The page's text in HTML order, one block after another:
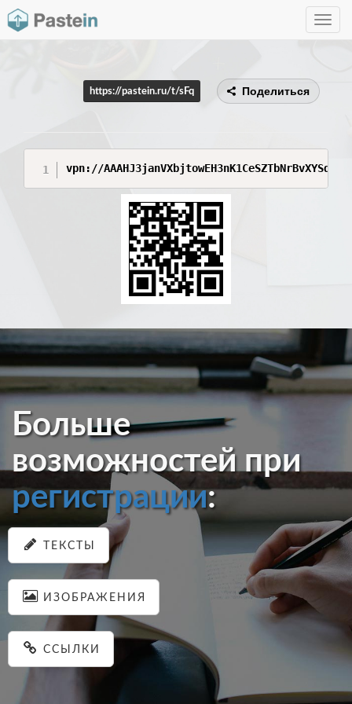
Toggle
https://pastein.ru/t/sFq Поделиться
vpn://
Больше
возможностей при
регистрации:
ТЕКСТЫ
ИЗОБРАЖЕНИЯ
ССЫЛКИ